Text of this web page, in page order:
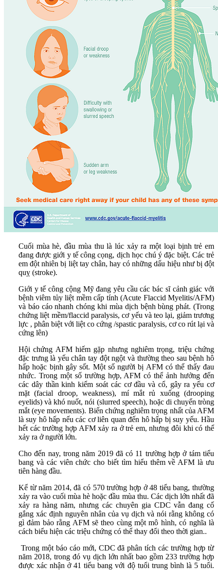
Cuối mùa hè, đầu mùa thu là lúc xảy ra một loại bịnh trẻ em
đang được giới y tế công cọng, dịch học chú ý đặc biệt. Các trẻ
em đột nhiên bị liệt tay chân, hay có những dấu hiệu như bị đột
quỵ (stroke).
Giới y tế công cộng Mỹ đang yêu cầu các bác sĩ cảnh giác với
bệnh viêm tủy liệt mềm cấp tính (Acute Flaccid Myelitis/AFM)
và báo cáo nhanh chóng khi mùa dịch bệnh bùng phát. (Trong
chứng liệt mềm/flaccid paralysis, cơ yếu và teo lại, giảm trương
lực , phân biệt với liệt co cứng /spastic paralysis, cơ co rút lại và
cứng lên)
Hội chứng AFM hiếm gặp nhưng nghiêm trọng, triệu chứng
đặc trưng là yếu chân tay đột ngột và thường theo sau bệnh hô
hấp hoặc bịnh gây sốt. Một số người bị AFM có thể thấy đau
nhức. Trong một số trường hợp, AFM có thể ảnh hưởng đến
các dây thần kinh kiểm soát các cơ đầu và cổ, gây ra yếu cơ
mặt (facial droop, weakness), mí mắt rủ xuống (drooping
eyelids) và khó nuốt, nói (slurred speech), hoặc di chuyển tròng
mắt (eye movements). Biến chứng nghiêm trọng nhất của AFM
là suy hô hấp nếu các cơ liên quan đến hô hấp bị suy yếu. Hầu
hết các trường hợp AFM xảy ra ở trẻ em, nhưng đôi khi có thể
xảy ra ở người lớn.
Cho đến nay, trong năm 2019 đã có 11 trường hợp ở tám tiểu
bang và các viên chức cho biết tìm hiểu thêm về AFM là ưu
tiên hàng đầu.
Kể từ năm 2014, đã có 570 trường hợp ở 48 tiểu bang, thường
xảy ra vào cuối mùa hè hoặc đầu mùa thu. Các dịch lớn nhất đã
xảy ra hàng năm, nhưng các chuyên gia CDC vẫn đang cố
gắng xác định nguyên nhân của vụ dịch và nói rằng không có
gì đảm bảo rằng AFM sẽ theo cùng một mô hình, có nghĩa là
cách biểu hiện các triệu chứng có thể thay đổi theo thời gian..
Trong một báo cáo mới, CDC đã phân tích các trường hợp từ
năm 2018, trong đó vụ dịch lớn nhất bao gồm 233 trường hợp
được xác nhận ở 41 tiểu bang với độ tuổi trung bình là 5 tuổi.